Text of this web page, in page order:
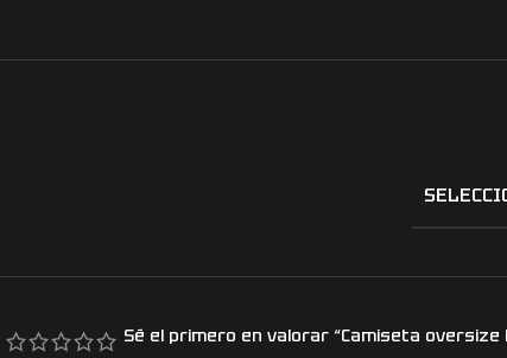
Sé el primero en valorar “Camiseta oversize